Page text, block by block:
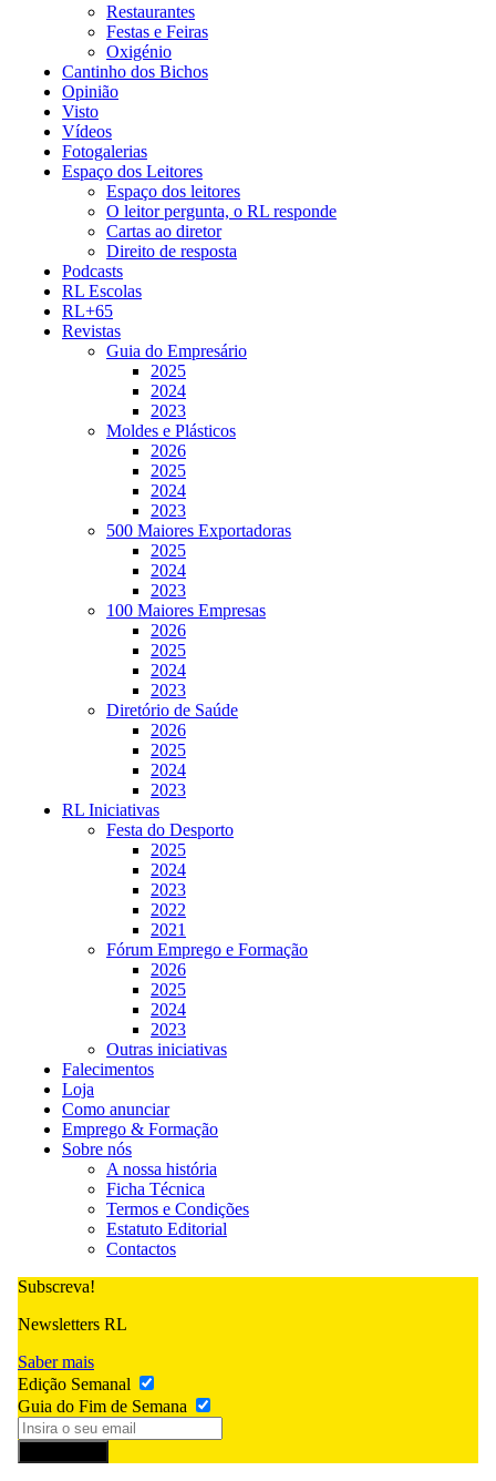
Restaurantes
Festas e Feiras
Oxigénio
Cantinho dos Bichos
Opinião
Visto
Vídeos
Fotogalerias
Espaço dos Leitores
Espaço dos leitores
O leitor pergunta, o RL responde
Cartas ao diretor
Direito de resposta
Podcasts
RL Escolas
RL+65
Revistas
Guia do Empresário
2025
2024
2023
Moldes e Plásticos
2026
2025
2024
2023
500 Maiores Exportadoras
2025
2024
2023
100 Maiores Empresas
2026
2025
2024
2023
Diretório de Saúde
2026
2025
2024
2023
RL Iniciativas
Festa do Desporto
2025
2024
2023
2022
2021
Fórum Emprego e Formação
2026
2025
2024
2023
Outras iniciativas
Falecimentos
Loja
Como anunciar
Emprego & Formação
Sobre nós
A nossa história
Ficha Técnica
Termos e Condições
Estatuto Editorial
Contactos
Subscreva!
Newsletters RL
Saber mais
Edição Semanal
Guia do Fim de Semana